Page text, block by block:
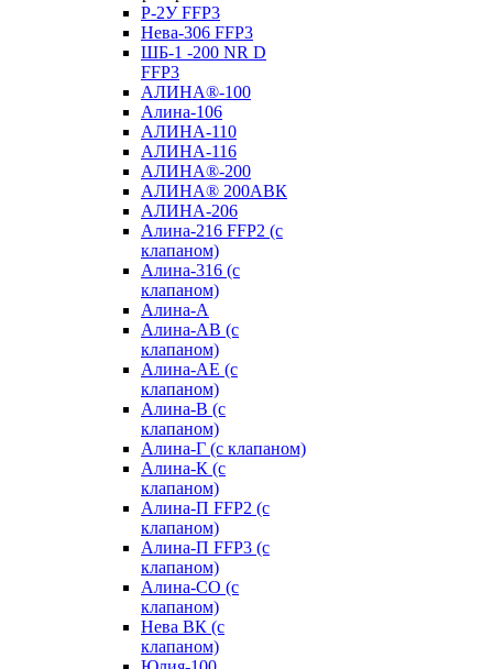
Р-2У FFP3
Нева-306 FFP3
ШБ-1 -200 NR D
FFP3
АЛИНА®-100
Алина-106
АЛИНА-110
АЛИНА-116
АЛИНА®-200
АЛИНА® 200АВК
АЛИНА-206
Алина-216 FFP2 (с
клапаном)
Алина-316 (с
клапаном)
Алина-А
Алина-АВ (с
клапаном)
Алина-АЕ (с
клапаном)
Алина-В (с
клапаном)
Алина-Г (с клапаном)
Алина-К (с
клапаном)
Алина-П FFP2 (с
клапаном)
Алина-П FFP3 (с
клапаном)
Алина-СО (с
клапаном)
Нева ВК (с
клапаном)